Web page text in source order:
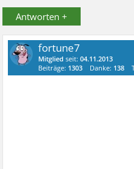
Antworten +
fortune7
Mitglied seit:04.11.2013
Beiträge: 1303 Danke: 138